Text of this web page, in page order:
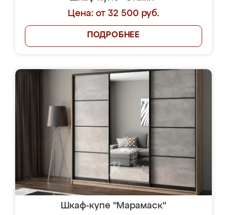
Цена: от 32 500 руб.
ПОДРОБНЕЕ
Шкаф-купе "Марамаск"